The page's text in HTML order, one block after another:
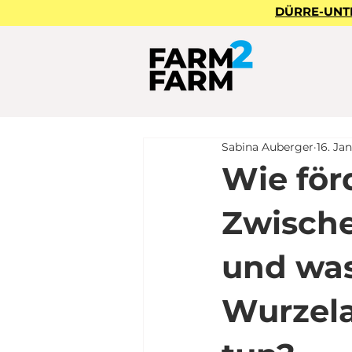
DÜRRE-
Wie
und
Sabina Auberger 16.